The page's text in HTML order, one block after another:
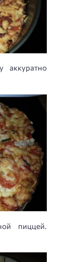
аккуратно
пиццей.